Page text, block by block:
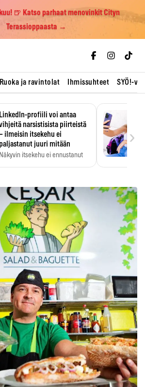
🍺 Katso parhaat menovinkit Cityn
Terassioppaasta →
Ruoka ja ravintolat Ihmissuhteet SYÖ!-
profiili voi antaa
narsistisista piirteistä
ilmeisin itsekehu ei
juuri mitään
itsekehu ei ennustanut
›